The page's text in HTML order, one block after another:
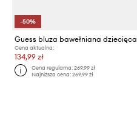
-50%
Guess bluza bawełniana dziecięca
Cena aktualna:
134,99 zł
Cena regularna:269,99 zł
Najniższa cena:269,99 zł